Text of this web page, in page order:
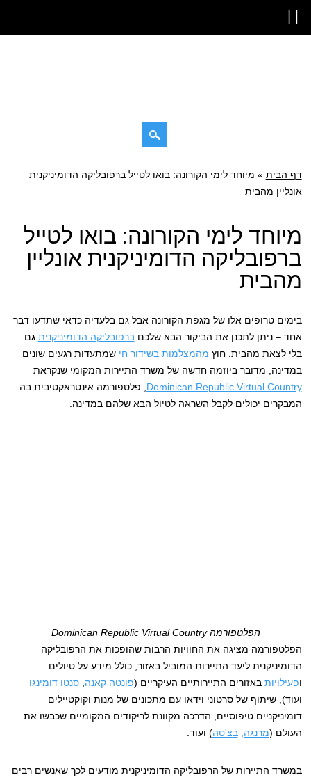
תפריט ראשי
דילוג
לתוכן
דף הבית » מיוחד לימי הקורונה: בואו לטייל ברפובליקה הדומיניקנית
אונליין מהבית
מיוחד לימי הקורונה: בואו לטייל
ברפובליקה הדומיניקנית אונליין
מהבית
בימים טרופים אלו של מגפת הקורונה אבל גם בלעדיה כדאי שתדעו דבר
אחד – ניתן לתכנן את הביקור הבא שלכםברפובליקה הדומיניקנית גם
בלי לצאת מהבית. חוץ מהמצלמות בשידור חי שמתעדות רגעים שונים
במדינה, מדובר ביוזמה חדשה של משרד התיירות המקומי שנקראת
Dominican Republic Virtual Country , פלטפורמה אינטראקטיבית בה
המבקרים יכולים לקבל השראה לטיול הבא שלהם במדינה.
הפלטפורמה Dominican Republic Virtual Country
הפלטפורמה מציגה את החוויות הרבות שהופכות את הרפובליקה
הדומיניקנית ליעד התיירות המוביל באזור, כולל מידע על טיולים
ופעילויות באזורים התיירותיים העיקריים (פונטה קאנה ,סנטו דומינגו
ועוד), שיתוף של סרטוני וידאו עם מתכונים של מנות וקוקטיילים
דומיניקניים טיפוסיים, הדרכה מקוונת לריקודים המקומיים שכבשו את
העולם (מרנגה, בצ'טה) ועוד.
במשרד התיירות של הרפובליקה הדומיניקנית מודעים לכך שאנשים רבים